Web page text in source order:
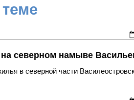
северном намыве
в северной части